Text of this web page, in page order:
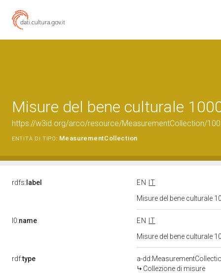
Misure del bene culturale
https://w3id.org/arco/resource/MeasurementCollection/
ENTITÀ DI TIPO: MeasurementCollection
rdfs: label EN
IT
Misure del bene culturale
l0:name EN
IT
Misure del bene culturale
rdf:type
a-
Collezione di misure